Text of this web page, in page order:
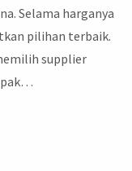
Selama harganya
pilihan terbaik.
supplier